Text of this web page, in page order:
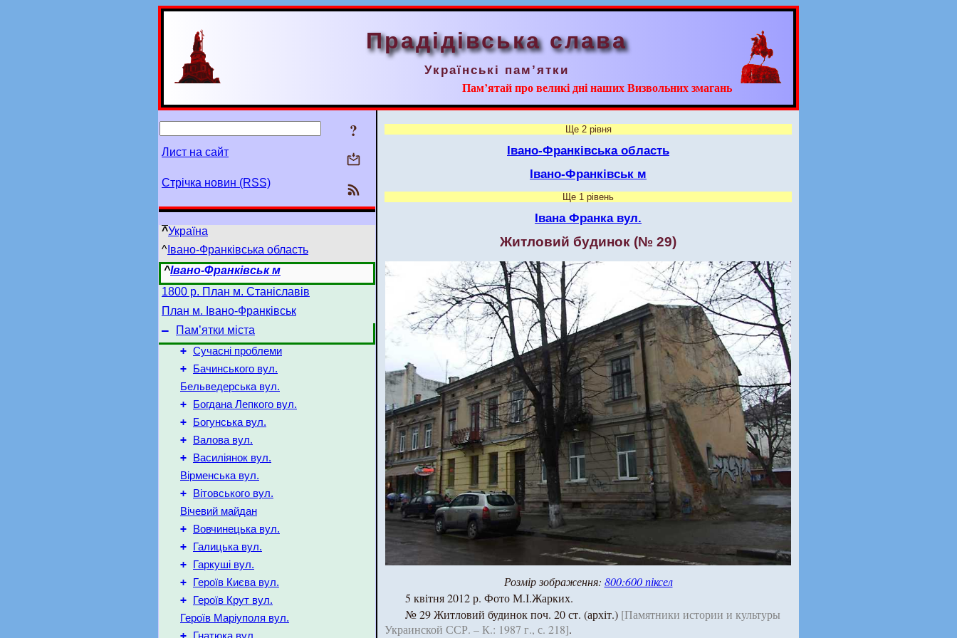
Прадідівська слава
Українські пам’ятки
Пам’ятай про великі дні наших Визвольних змагань
?
Лист на сайт
Стрічка новин (RSS)
^Україна
^ Івано-Франківська область
^Івано-Франківськ м
1800 р. План м. Станіславів
План м. Івано-Франківськ
–
Пам’ятки міста
+ Сучасні проблеми
+
Бачинського вул.
Бельведерська вул.
+ Богдана Лепкого вул.
+ Богунська вул.
+ Валова вул.
+
Василіянок вул.
Вірменська вул.
+
Вітовського вул.
Вічевий майдан
+ Вовчинецька вул.
+ Галицька вул.
+ Гаркуші вул.
+ Героїв Києва вул.
+
Героїв Крут вул.
Героїв Маріуполя вул.
+
Ще 2 рівня
Івано-Франківська область
Івано-Франківськ м
Ще 1 рівень
Івана Франка вул.
Житловий будинок (№ 29)
Розмір зображення: 800:600 піксел
5 квітня 2012 р. Фото М.І.Жарких.
№ 29 Житловий будинок поч. 20 ст. (архіт.) [Памятники истории и культуры
Украинской ССР. – К.: 1987 г., с. 218].